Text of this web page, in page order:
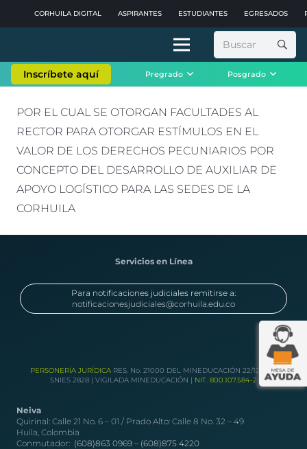
CORHUILA DIGITAL ASPIRANTES ESTUDIANTES EGRESADOS
Buscar:
Inscríbete aquí Pregrado Posgrado
POR EL CUAL SE OTORGAN FACULTADES AL
RECTOR PARA OTORGAR ESTÍMULOS EN EL
VALOR DE LOS DERECHOS PECUNIARIOS POR
CONCEPTO DEL DESARROLLO DE AUXILIAR DE
APOYO LOGÍSTICO PARA LAS SEDES DE LA
CORHUILA
Servicios en Línea
Para notificaciones judiciales remitirse a:
notificacionesjudiciales@corhuila.edu.co
PERSONERÍA JURÍDICA RES. No. 21000 DEL MINEDUCACIÓN 22/12/1989
SNIES 2828 | VIGILADA MINEDUCACIÓN | NIT. 800.107.584-2
Neiva
Quirinal: Calle 21 No. 6 – 01 / Prado Alto: Calle 8 No. 32 – 49
Huila, Colombia
Conmutador: (608)863 0969 – (608)875 4220